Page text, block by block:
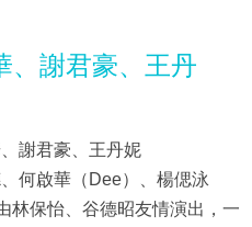
、謝君豪、王丹
謝君豪、王丹妮
何啟華（Dee）、楊偲泳
林保怡、谷德昭友情演出，一